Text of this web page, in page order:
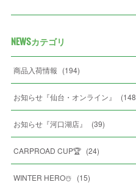
NEWSカテゴリ
商品入荷情報 (194)
お知らせ『仙台・オンライン』 (148
お知らせ『河口湖店』 (39)
CARPROAD CUP🏆 (24)
WINTER HERO☃️ (15)